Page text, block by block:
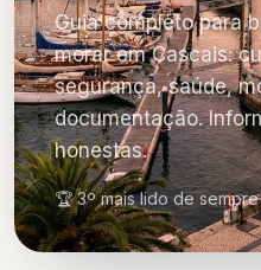
Guia completo para
morar em Cascais:
segurança, saúde,
documentação.
honestas.
🏆 3º mais lido de sempre·